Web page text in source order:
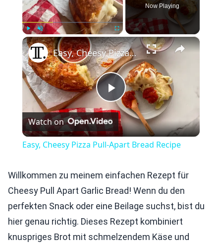
Play Unmute Fullscreen
Now Playing
×
Play
Video
Easy, Cheesy Pizza Pull-Apart Bread Recipe
Watch on
Easy, Cheesy Pizza Pull-Apart Bread Recipe
Willkommen zu meinem einfachen Rezept für
Cheesy Pull Apart Garlic Bread! Wenn du den
perfekten Snack oder eine Beilage suchst, bist du
hier genau richtig. Dieses Rezept kombiniert
knuspriges Brot mit schmelzendem Käse und